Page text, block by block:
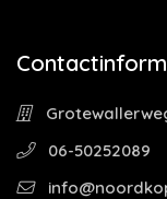
06-50252089